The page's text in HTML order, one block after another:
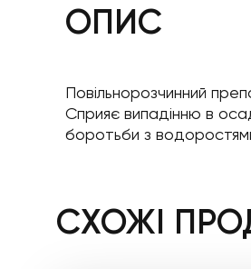
ОПИС
Повільнорозчинний
Сприяє випадінню в
боротьби з
СХОЖІ